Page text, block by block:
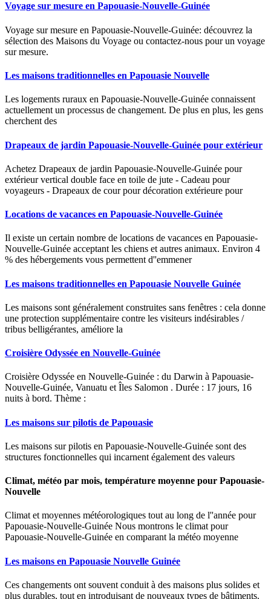
Voyage sur mesure en Papouasie-Nouvelle-Guinée
Voyage sur mesure en Papouasie-Nouvelle-Guinée: découvrez la
sélection des Maisons du Voyage ou contactez-nous pour un voyage
sur mesure.
Les maisons traditionnelles en Papouasie Nouvelle
Les logements ruraux en Papouasie-Nouvelle-Guinée connaissent
actuellement un processus de changement. De plus en plus, les gens
cherchent des
Drapeaux de jardin Papouasie-Nouvelle-Guinée pour extérieur
Achetez Drapeaux de jardin Papouasie-Nouvelle-Guinée pour
extérieur vertical double face en toile de jute - Cadeau pour
voyageurs - Drapeaux de cour pour décoration extérieure pour
Locations de vacances en Papouasie-Nouvelle-Guinée
Il existe un certain nombre de locations de vacances en Papouasie-
Nouvelle-Guinée acceptant les chiens et autres animaux. Environ 4
% des hébergements vous permettent d''emmener
Les maisons traditionnelles en Papouasie Nouvelle Guinée
Les maisons sont généralement construites sans fenêtres : cela donne
une protection supplémentaire contre les visiteurs indésirables /
tribus belligérantes, améliore la
Croisière Odyssée en Nouvelle-Guinée
Croisière Odyssée en Nouvelle-Guinée : du Darwin à Papouasie-
Nouvelle-Guinée, Vanuatu et Îles Salomon . Durée : 17 jours, 16
nuits à bord. Thème :
Les maisons sur pilotis de Papouasie
Les maisons sur pilotis en Papouasie-Nouvelle-Guinée sont des
structures fonctionnelles qui incarnent également des valeurs
Climat, météo par mois, température moyenne pour Papouasie-
Nouvelle
Climat et moyennes météorologiques tout au long de l''année pour
Papouasie-Nouvelle-Guinée Nous montrons le climat pour
Papouasie-Nouvelle-Guinée en comparant la météo moyenne
Les maisons en Papouasie Nouvelle Guinée
Ces changements ont souvent conduit à des maisons plus solides et
plus durables, tout en introduisant de nouveaux types de bâtiments.